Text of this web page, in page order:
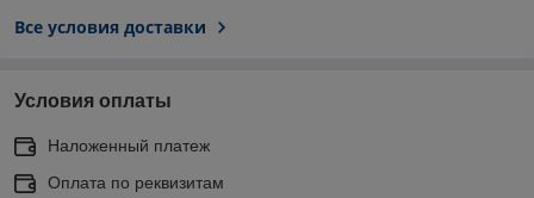
Все условия доставки
Условия оплаты
Наложенный платеж
Оплата по реквизитам